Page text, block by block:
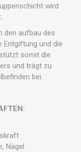
wird
den aufbau des
Entgiftung und die
somit die
und trägt zu
bei.
Nägel